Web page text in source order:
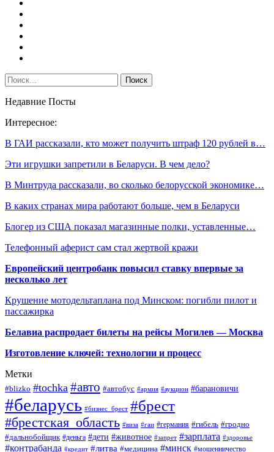
Недавние Посты
Интересное:
В ГАИ рассказали, кто может получить штраф 120 рублей в…
Эти игрушки запретили в Беларуси. В чем дело?
В Минтруда рассказали, во сколько белорусской экономике…
В каких странах мира работают больше, чем в Беларуси
Блогер из США показал магазинные полки, уставленные…
Телефонный аферист сам стал жертвой кражи
Европейский центробанк повысил ставку впервые за
несколько лет
Крушение мотодельтаплана под Минском: погибли пилот и
пассажирка
Белавиа распродает билеты на рейсы Могилев — Москва
Изготовление ключей: технологии и процесс
Метки
#blizko #tochka #авто #автобус #армия #аукцион #барановичи
#беларусь #бизнес_брест #брест
#брестская_область #виза #гаи #германия #гибель #гродно
#дальнобойщик #деньга #дети #животное #запрет #зарплата #здоровье
#контрабанда #кредит #литва #медицина #минск #мошенничество